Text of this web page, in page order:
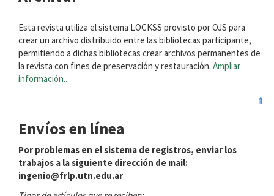
Esta revista utiliza el sistema LOCKSS provisto por OJS para
crear un archivo distribuido entre las bibliotecas participante,
permitiendo a dichas bibliotecas crear archivos permanentes de
la revista con fines de preservación y restauración. Ampliar
información...
⇑
Envíos en línea
Por problemas en el sistema de registros, enviar los
trabajos a la siguiente dirección de mail:
ingenio@frlp.utn.edu.ar